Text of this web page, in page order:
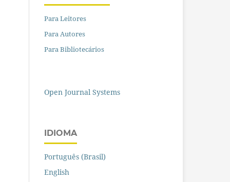
Para Leitores
Para Autores
Para Bibliotecários
Open Journal Systems
IDIOMA
Português (Brasil)
English